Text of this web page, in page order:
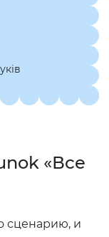
«Все
сценарию, и